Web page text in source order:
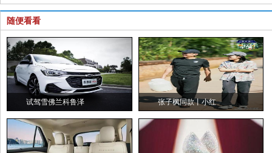
随便看看
试驾雪佛兰科鲁泽 张子枫同款丨小红